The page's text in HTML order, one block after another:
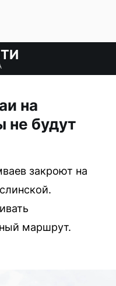
на
не будут
закроют на
маршрут.